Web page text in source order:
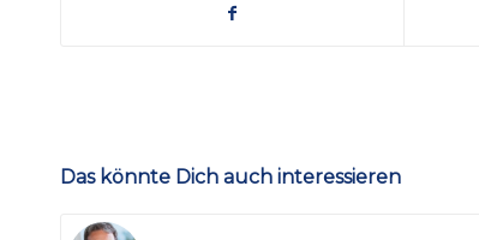
Das könnte Dich auch interessieren